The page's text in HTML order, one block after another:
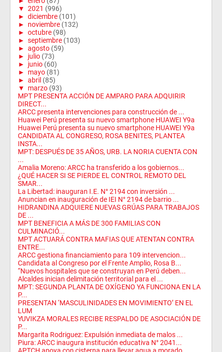
▼ 2021 (996)
► diciembre (101)
► noviembre (132)
► octubre (98)
► septiembre (103)
► agosto (59)
► julio (73)
► junio (60)
► mayo (81)
► abril (85)
▼
marzo (93)
MPT PRESENTA ACCIÓN DE AMPARO PARA ADQUIRIR
DIRECT...
ARCC presenta intervenciones para construcción de ...
Huawei Perú presenta su nuevo smartphone HUAWEI Y9a
Huawei Perú presenta su nuevo smartphone HUAWEI Y9a
CANDIDATA AL CONGRESO, ROSA BENITES, PLANTEA
INSTA...
MPT: DESPUÉS DE 35 AÑOS, URB. LA NORIA CUENTA CON
...
Amalia Moreno: ARCC ha transferido a los gobiernos...
¿QUÉ HACER SI SE PIERDE EL CONTROL REMOTO DEL
SMAR...
La Libertad: inauguran I.E. N° 2194 con inversión ...
Anuncian en inauguración de IEI N° 2194 de barrio ...
HIDRANDINA ADQUIERE NUEVAS GRÚAS PARA TRABAJOS
DE ...
MPT BENEFICIA A MÁS DE 300 FAMILIAS CON
CULMINACIÓ...
MPT ACTUARÁ CONTRA MAFIAS QUE ATENTAN CONTRA
ENTRE...
ARCC gestiona financiamiento para 109 intervencion...
Candidata al Congreso por el Frente Amplio, Rosa B...
“Nuevos hospitales que se construyan en Perú deben...
Alcaldes inician delimitación territorial para el ...
MPT: SEGUNDA PLANTA DE OXÍGENO YA FUNCIONA EN LA
P...
PRESENTAN ‘MASCULINIDADES EN MOVIMIENTO’ EN EL
LUM
YUVIKZA MORALES RECIBE RESPALDO DE ASOCIACIÓN DE
P...
Margarita Rodriguez: Expulsión inmediata de malos ...
Piura: ARCC inaugura institución educativa N° 2041...